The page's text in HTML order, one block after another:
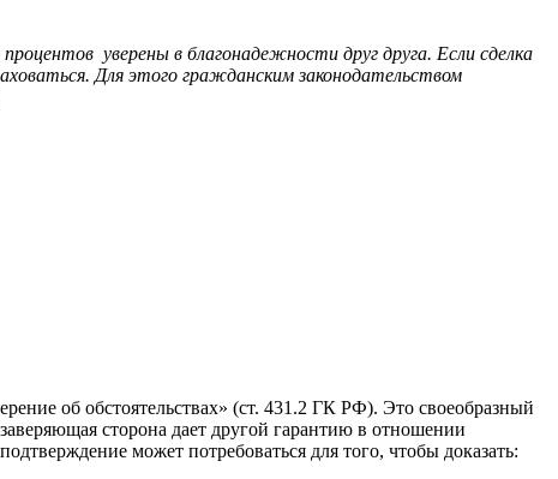
уверены в благонадежности друг друга. Если сделка
Для этого гражданским законодательством
об обстоятельствах» (ст. 431.2 ГК РФ). Это своеобразный
сторона дает другой гарантию в отношении
может потребоваться для того, чтобы доказать: